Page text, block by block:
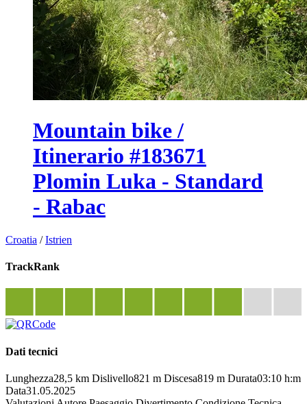
Mountain bike /
Itinerario #183671
Plomin Luka - Standard
- Rabac
Croatia /Istrien
TrackRank
Dati tecnici
Lunghezza28,5 km Dislivello821 m Discesa819 m Durata03:10 h:m
Data31.05.2025